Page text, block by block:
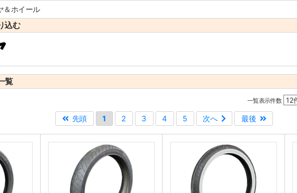
＆ホイール
込む
覧
一覧表示件数
先頭 1 2 3 4 5 次へ 最後